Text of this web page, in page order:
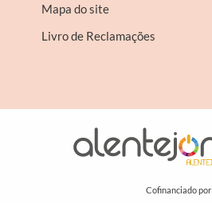
Mapa do site
Livro de Reclamações
Cofinanciado por